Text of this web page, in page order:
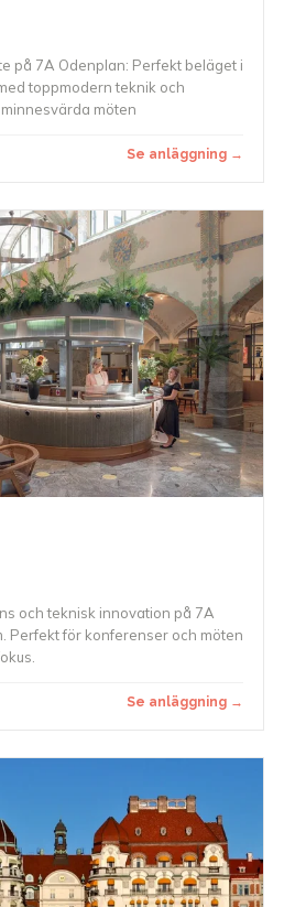
på 7A Odenplan: Perfekt beläget i
toppmodern teknik och
möten
Se anläggning →
och teknisk innovation på 7A
Perfekt för konferenser och möten
Se anläggning →